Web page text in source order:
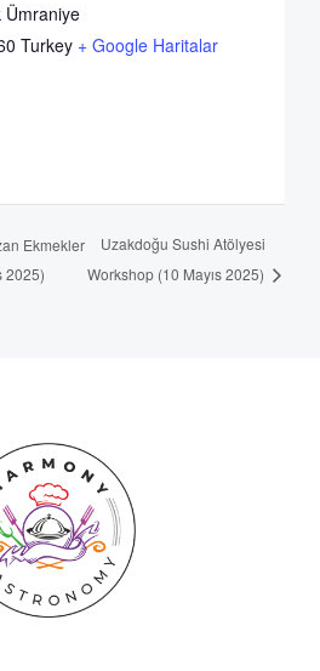
Ümraniye
Turkey + Google Haritalar
Ekmekler
2025)
Uzakdoğu Sushi Atölyesi
Workshop (10 Mayıs 2025)